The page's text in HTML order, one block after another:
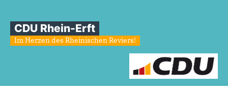
CDU Rhein-Erft
Im Herzen des Rheinischen Reviers!